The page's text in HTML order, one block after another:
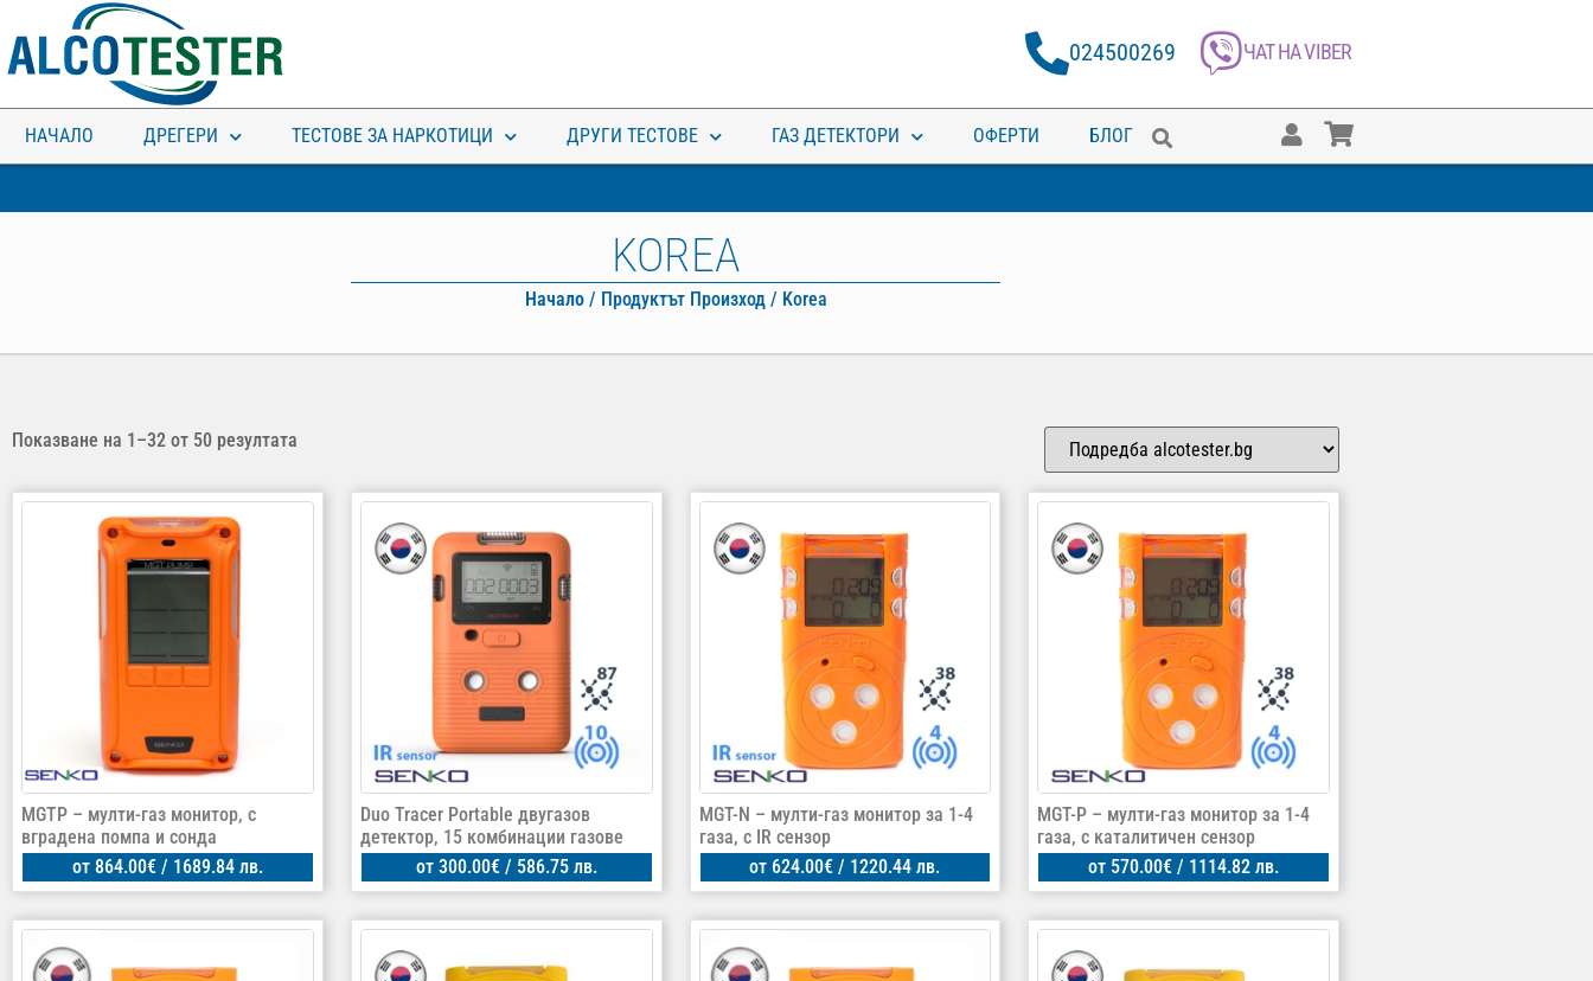
024500269 ЧАТ НА VIBER
НАЧАЛО ДРЕГЕРИ ТЕСТОВЕ ЗА НАРКОТИЦИ ДРУГИ ТЕСТОВЕ ГАЗ ДЕТЕКТОРИ ОФЕРТИ БЛОГ
ЗА КОЛКО ВРЕМЕ ХВАЩАТ
KOREA
Начало/ Продуктът Произход / Korea
Показване на 1–32 от 50 резултата
MGTP – мулти-газ монитор, с
вградена помпа и сонда
от 864.00€/ 1689.84 лв.
Duo Tracer Portable двугазов
детектор, 15 комбинации газове
от 300.00€/ 586.75 лв.
MGT-N – мулти-газ монитор за 1-4
газа, с IR сензор
от 624.00€ / 1220.44 лв.
MGT-P – мулти-газ монитор за 1-4
газа, с каталитичен сензор
от 570.00€ / 1114.82 лв.